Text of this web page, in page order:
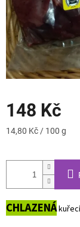
148 Kč
Měrná
14,80 Kč / 100 g
CHLAZENÁ